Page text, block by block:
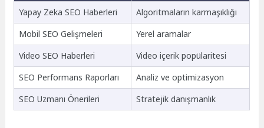
Yapay Zeka SEO Haberleri
Algoritmaların karmaşıklığı
Mobil SEO Gelişmeleri
Yerel aramalar
Video SEO Haberleri
Video içerik popülaritesi
SEO Performans Raporları
Analiz ve optimizasyon
SEO Uzmanı Önerileri
Stratejik danışmanlık